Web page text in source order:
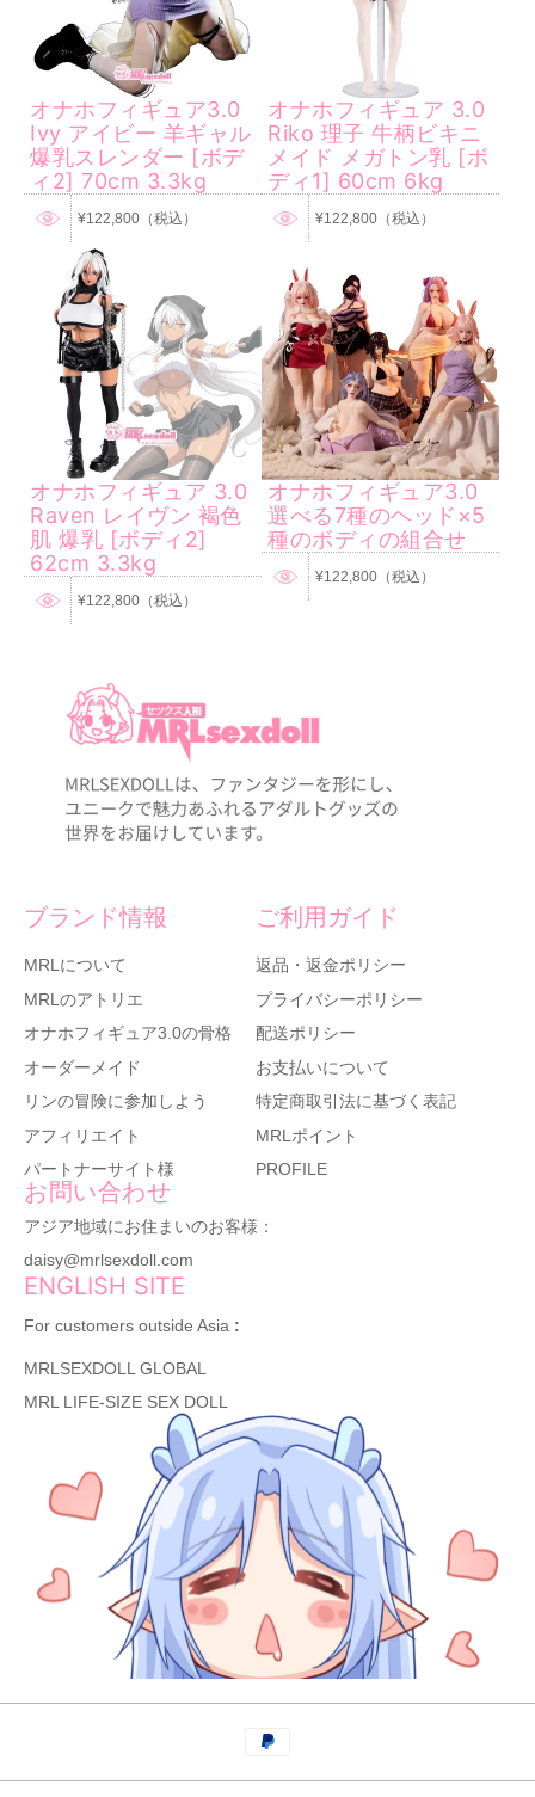
オナホフィギュア3.0
Ivy アイビー 羊ギャル
爆乳スレンダー [ボデ
ィ2] 70cm 3.3kg
¥122,800（税込）
オナホフィギュア 3.0
Riko 理子 牛柄ビキニ
メイド メガトン乳 [ボ
ディ1] 60cm 6kg
¥122,800（税込）
オナホフィギュア 3.0
Raven レイヴン 褐色
肌 爆乳 [ボディ2]
62cm 3.3kg
¥122,800（税込）
オナホフィギュア3.0
選べる7種のヘッド×5
種のボディの組合せ
¥122,800（税込）
ブランド情報
MRLについて
MRLのアトリエ
オナホフィギュア3.0の骨格
オーダーメイド
リンの冒険に参加しよう
アフィリエイト
パートナーサイト様
ご利用ガイド
返品・返金ポリシー
プライバシーポリシー
配送ポリシー
お支払いについて
特定商取引法に基づく表記
MRLポイント
PROFILE
お問い合わせ
アジア地域にお住まいのお客様：
daisy@mrlsexdoll.com
ENGLISH SITE
For customers outside Asia :
MRLSEXDOLL GLOBAL
MRL LIFE-SIZE SEX DOLL